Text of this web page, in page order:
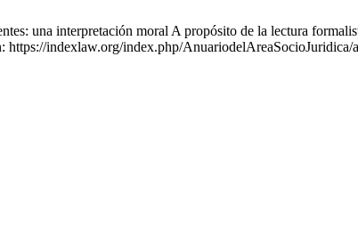
una interpretación moral A propósito de la lectura
https://indexlaw.org/index.php/